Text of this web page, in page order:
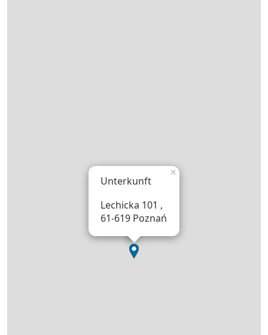
Unterkunft
Lechicka 101 ,
61-619 Poznań
×